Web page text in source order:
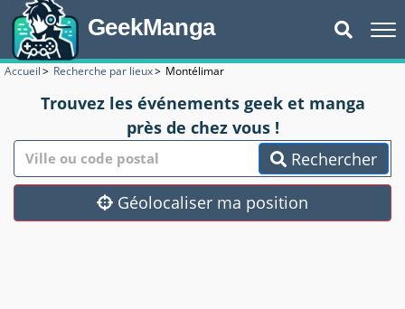
GeekManga
Accueil> Recherche par lieux> Montélimar
Trouvez les événements geek et manga
près de chez vous !
Rechercher
Géolocaliser ma position